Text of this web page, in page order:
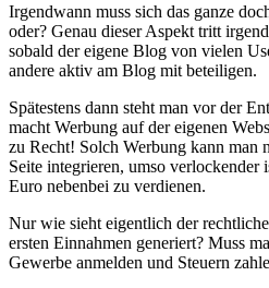
Irgendwann muss sich das ganze
oder? Genau dieser Aspekt tritt
sobald der eigene Blog von vielen
andere aktiv am Blog mit beteiligen.
Spätestens dann steht man vor der
macht Werbung auf der eigenen
zu Recht! Solch Werbung kann man
Seite integrieren, umso verlockender
Euro nebenbei zu verdienen.
Nur wie sieht eigentlich der
ersten Einnahmen generiert? Muss
Gewerbe anmelden und Steuern